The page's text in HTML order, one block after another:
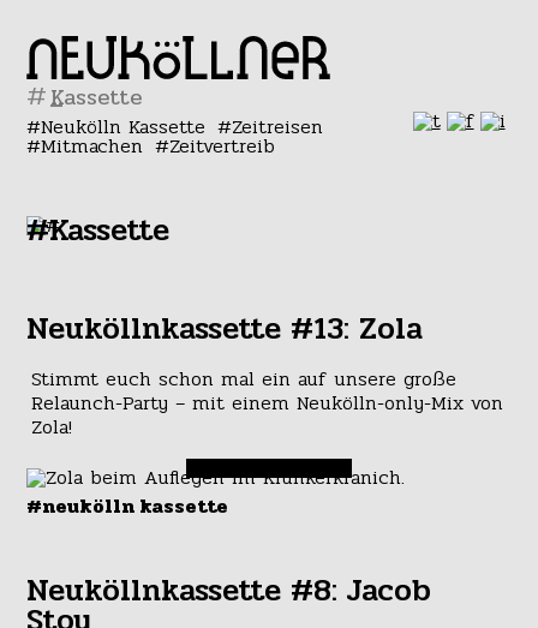
#
Neukölln Kassette Zeitreisen
Mitmachen Zeitvertreib
#Kassette
Neuköllnkassette #13: Zola
Stimmt euch schon mal ein auf unsere große
Relaunch-Party – mit einem Neukölln-only-Mix von
Zola!
#neukölln kassette
Neuköllnkassette #8: Jacob